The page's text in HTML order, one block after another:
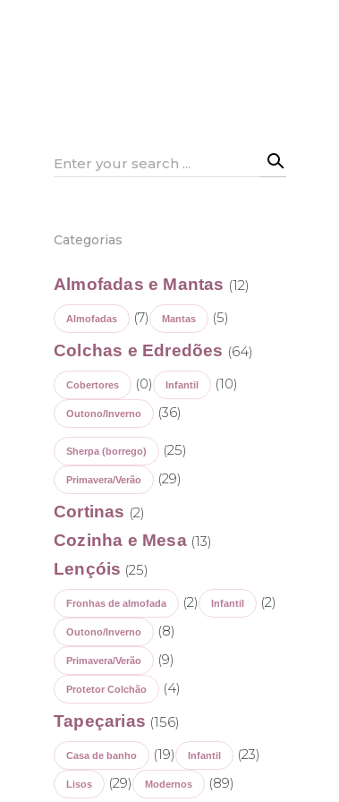
Search
Categorias
Almofadas e Mantas (12)
Almofadas (7) Mantas (5)
Colchas e Edredões (64)
Cobertores (0) Infantil (10)
Outono/Inverno (36)
Sherpa (borrego) (25)
Primavera/Verão (29)
Cortinas (2)
Cozinha e Mesa (13)
Lençóis (25)
Fronhas de almofada (2) Infantil (2)
Outono/Inverno (8)
Primavera/Verão (9)
Protetor Colchão (4)
Tapeçarias (156)
Casa de banho (19) Infantil (23)
Lisos (29) Modernos (89)